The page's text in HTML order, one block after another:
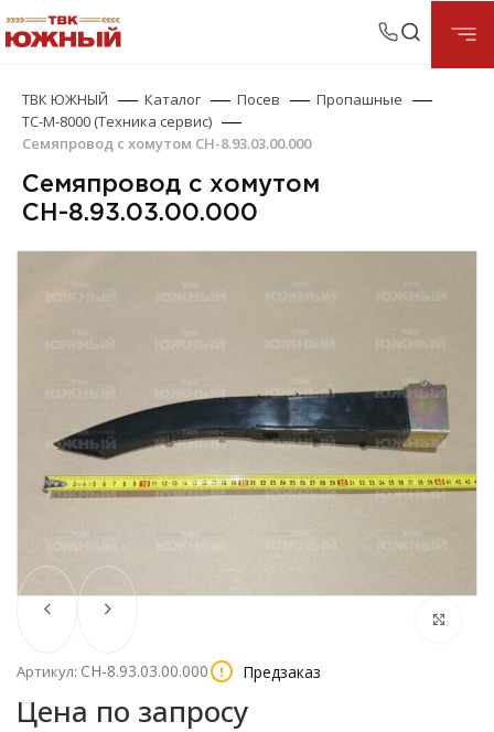
ТВК ЮЖНЫЙ Каталог Посев
Пропашные
ТС-М-8000 (Техника сервис)
Семяпровод с хомутом СН-8.93.03.00.000
Семяпровод с хомутом
СН-8.93.03.00.000
Артикул: СН-8.93.03.00.000 Предзаказ
Цена по запросу